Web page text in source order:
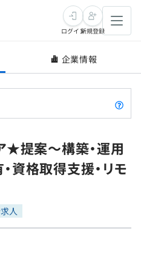
ログイン新規登録
企業情報
★提案～構築・運用
資格取得支援・リモ
人